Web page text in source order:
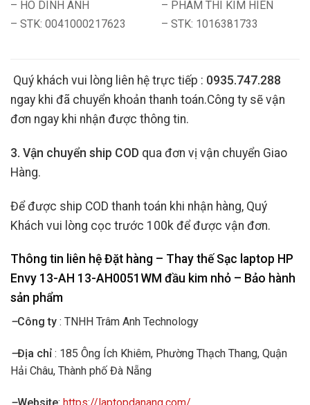
– HO DINH ANH
– STK: 0041000217623
– PHAM THI KIM HIEN
– STK: 1016381733
Quý khách vui lòng liên hệ trực tiếp : 0935.747.288
ngay khi đã chuyển khoản thanh toán.Công ty sẽ vận
đơn ngay khi nhận được thông tin.
3. Vận chuyển ship COD qua đơn vị vận chuyển Giao
Hàng.
Để được ship COD thanh toán khi nhận hàng, Quý
Khách vui lòng cọc trước 100k để được vận đơn.
Thông tin liên hệ Đặt hàng – Thay thế Sạc laptop HP
Envy 13-AH 13-AH0051WM đầu kim nhỏ – Bảo hành
sản phẩm
–Công ty : TNHH Trâm Anh Technology
–Địa chỉ : 185 Ông Ích Khiêm, Phường Thạch Thang, Quận
Hải Châu, Thành phố Đà Nẵng